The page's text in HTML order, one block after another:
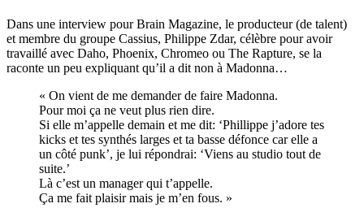
Dans une interview pour Brain Magazine, le producteur (de talent)
et membre du groupe Cassius, Philippe Zdar, célèbre pour avoir
travaillé avec Daho, Phoenix, Chromeo ou The Rapture, se la
raconte un peu expliquant qu’il a dit non à Madonna…
« On vient de me demander de faire Madonna.
Pour moi ça ne veut plus rien dire.
Si elle m’appelle demain et me dit: ‘Phillippe j’adore tes
kicks et tes synthés larges et ta basse défonce car elle a
un côté punk’, je lui répondrai: ‘Viens au studio tout de
suite.’
Là c’est un manager qui t’appelle.
Ça me fait plaisir mais je m’en fous. »